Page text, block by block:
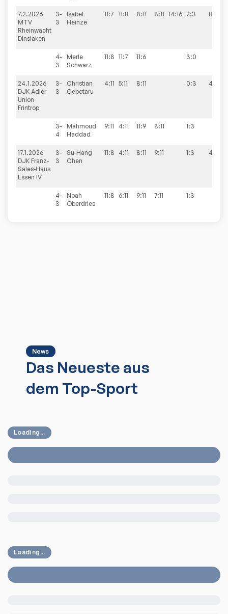
7.2.2026
MTV
Rheinwacht
Dinslaken
3-
3
Isabel
Heinze
11:7 11:8 8:11 8:11 14:16 2:3 8:2
4-
3
Merle
Schwarz
11:8 11:7 11:6 3:0
24.1.2026
DJK Adler
Union
Frintrop
3-
3
Christian
Cebotaru
4:11 5:11 8:11 0:3 4:6
3-
4
Mahmoud
Haddad
9:11 4:11 11:9 8:11 1:3
17.1.2026
DJK Franz-
Sales-Haus
Essen IV
3-
3
Su-Hang
Chen
11:8 4:11 8:11 9:11 1:3 4:6
4-
3
Noah
Oberdries
11:8 6:11 9:11 7:11 1:3
News
Das Neueste aus
dem Top-Sport
Loading...
Loading...